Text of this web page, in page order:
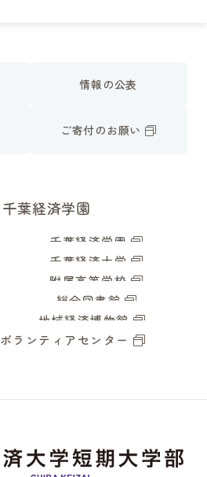
情報の公表
ご寄付のお願い
千葉経済学園
千葉経済学園
千葉経済大学
附属高等学校
総合図書館
地域経済博物館
ボランティアセンター